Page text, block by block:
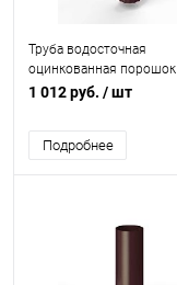
Труба водосточная
оцинкованная порошок
ф216х1250мм RAL 3007
1 012 руб. / шт
Подробнее